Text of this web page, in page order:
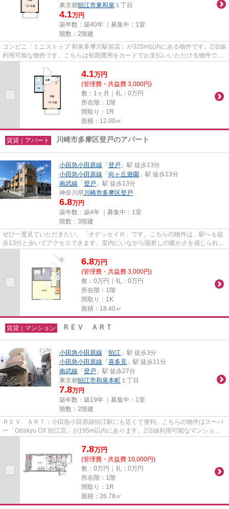
東京都狛江市東和泉 １丁目
4.1万円
築年数：築40年 ｜募集中： 1室
階数：2階建
コンビニ「ミニストップ 和泉多摩川駅前店」が320m以内にある物件です。2沿線
利用可能な物件です。こちらは初期費用をカードでお支払いいただける物件で
す。こちらの物件はアパートで...
4.1万円
(管理費・共益費 3,000円)
敷：1ヶ月｜礼：0万円
所在階：1階
間取り：1R
面積：12.00㎡
賃貸｜アパート 川崎市多摩区登戸のアパート
小田急小田原線 「登戸 」駅 徒歩13分
小田急小田原線 「向ヶ丘遊園 」駅 徒歩13分
南武線 「登戸 」駅 徒歩13分
神奈川県 川崎市多摩区登戸
6.8万円
築年数：築4年 ｜募集中： 1室
階数：3階建
ぜひ一度見ていただきたい、「オデッセイⅢ」です。こちらの物件は、駅へも徒
歩13分と歩いてアクセスできます。室内にいながら陽射しの暖かさを感じられ
る、魅力的な物件です。こちらは...
6.8万円
(管理費・共益費 3,000円)
敷：0万円｜礼：0万円
所在階：1階
間取り：1K
面積：18.40㎡
賃貸｜マンション ＲＥＶ ＡＲＴ
小田急小田原線 「狛江 」駅 徒歩3分
小田急小田原線 「喜多見 」駅 徒歩11分
南武線 「登戸 」駅 徒歩27分
東京都狛江市和泉本町 １丁目
7.8万円
築年数：築19年 ｜募集中： 1室
階数：2階建
ＲＥＶ ＡＲＴ：小田急小田原線狛江駅にも近くて便利。こちらの物件はスーパ
ー「Odakyu OX 狛江店」が195m以内にあります。2沿線利用可能なマンション
です。この物件は駅から徒歩3分...
7.8万円
(管理費・共益費 10,000円)
敷：0万円｜礼：0万円
所在階：1階
間取り：1R
面積：26.78㎡